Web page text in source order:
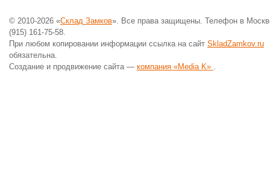
© 2010-2026 «Склад Замков». Все права защищены. Телефон в
(915) 161-75-58.
При любом копировании информации ссылка на сайт SkladZamkov.ru
обязательна.
Создание и продвижение сайта — компания «Media K» .